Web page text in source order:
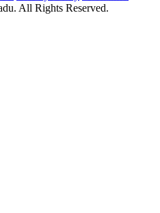
All Rights Reserved.